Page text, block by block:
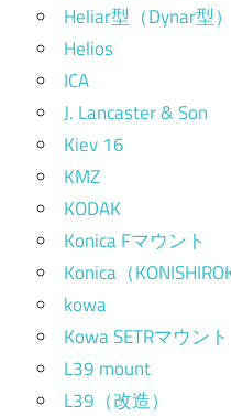
Heliar型（Dynar型）
Helios
ICA
J. Lancaster & Son
Kiev 16
KMZ
KODAK
Konica Fマウント
Konica（
kowa
Kowa SETRマウント
L39 mount
L39（改造）